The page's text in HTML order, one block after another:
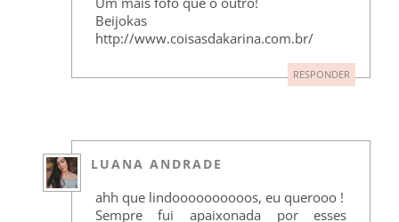
Beijokas
http://www.coisasdakarina.com.br/
RESPONDER
LUANA ANDRADE
ahh que lindoooooooooos, eu querooo !
Sempre fui apaixonada por esses